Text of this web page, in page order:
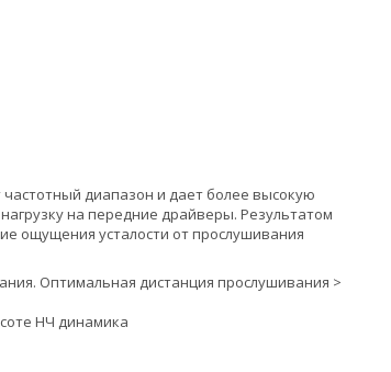
диапазон и дает более высокую
на передние драйверы. Результатом
ощущения усталости от прослушивания
Оптимальная дистанция прослушивания >
НЧ динамика